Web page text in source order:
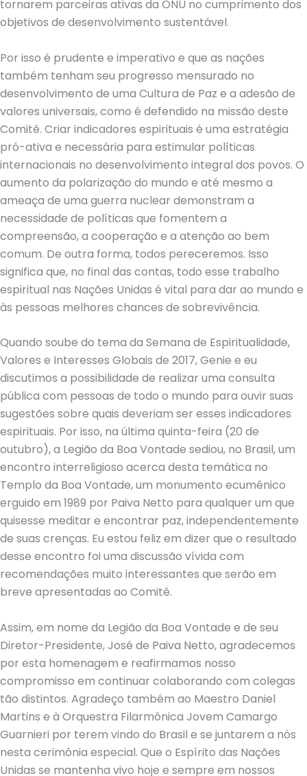
tornarem parceiras ativas da ONU no cumprimento dos
objetivos de desenvolvimento sustentável.
Por isso é prudente e imperativo e que as nações
também tenham seu progresso mensurado no
desenvolvimento de uma Cultura de Paz e a adesão de
valores universais, como é defendido na missão deste
Comitê. Criar indicadores espirituais é uma estratégia
pró-ativa e necessária para estimular políticas
internacionais no desenvolvimento integral dos povos. O
aumento da polarização do mundo e até mesmo a
ameaça de uma guerra nuclear demonstram a
necessidade de políticas que fomentem a
compreensão, a cooperação e a atenção ao bem
comum. De outra forma, todos pereceremos. Isso
significa que, no final das contas, todo esse trabalho
espiritual nas Nações Unidas é vital para dar ao mundo e
às pessoas melhores chances de sobrevivência.
Quando soube do tema da Semana de Espiritualidade,
Valores e Interesses Globais de 2017, Genie e eu
discutimos a possibilidade de realizar uma consulta
pública com pessoas de todo o mundo para ouvir suas
sugestões sobre quais deveriam ser esses indicadores
espirituais. Por isso, na última quinta-feira (20 de
outubro), a Legião da Boa Vontade sediou, no Brasil, um
encontro interreligioso acerca desta temática no
Templo da Boa Vontade, um monumento ecumênico
erguido em 1989 por Paiva Netto para qualquer um que
quisesse meditar e encontrar paz, independentemente
de suas crenças. Eu estou feliz em dizer que o resultado
desse encontro foi uma discussão vívida com
recomendações muito interessantes que serão em
breve apresentadas ao Comitê.
Assim, em nome da Legião da Boa Vontade e de seu
Diretor-Presidente, José de Paiva Netto, agradecemos
por esta homenagem e reafirmamos nosso
compromisso em continuar colaborando com colegas
tão distintos. Agradeço também ao Maestro Daniel
Martins e à Orquestra Filarmônica Jovem Camargo
Guarnieri por terem vindo do Brasil e se juntarem a nós
nesta cerimônia especial. Que o Espírito das Nações
Unidas se mantenha vivo hoje e sempre em nossos